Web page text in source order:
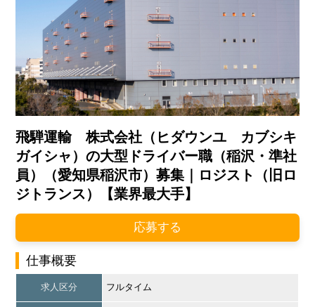
飛騨運輸 株式会社（ヒダウンユ カブシキ
ガイシャ）の大型ドライバー職（稲沢・準社
員）（愛知県稲沢市）募集｜ロジスト（旧ロ
ジトランス）【業界最大手】
応募する
仕事概要
求人区分 フルタイム